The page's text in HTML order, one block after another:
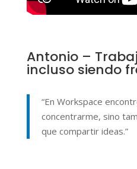
Antonio –
incluso siendo
“En Workspace
concentrarme, sino
que compartir ideas.”